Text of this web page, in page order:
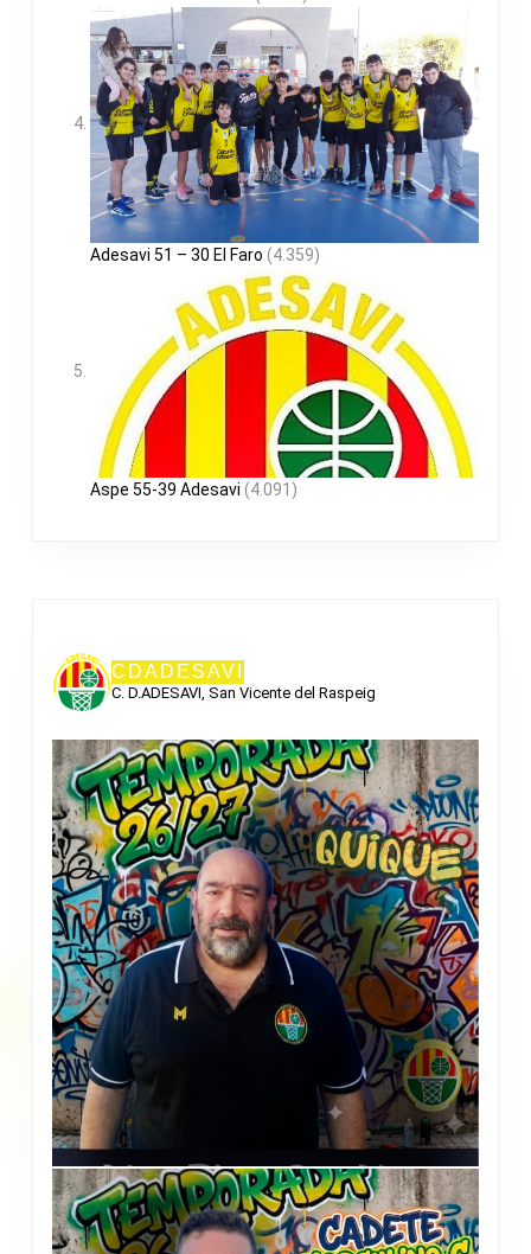
Adesavi 51 – 30 El Faro (4.359)
Aspe 55-39 Adesavi (4.091)
CDADESAVI
C. D.ADESAVI, San Vicente del Raspeig